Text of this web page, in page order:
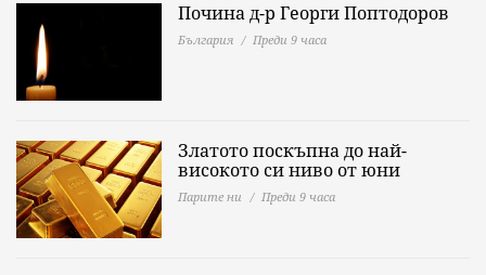
Почина д-р Георги Поптодоров
България Преди 9 часа
Златото поскъпна до най-
високото си ниво от юни
Парите ни Преди 9 часа